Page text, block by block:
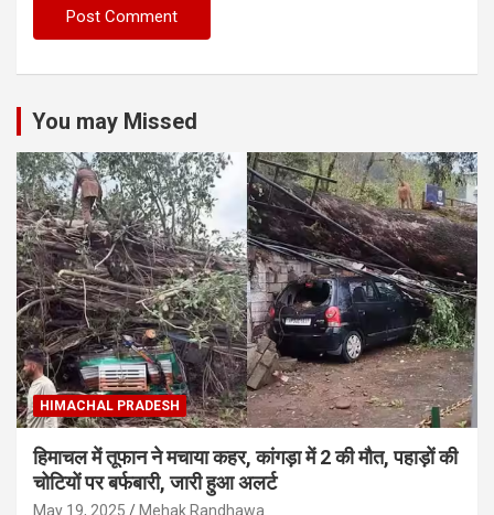
You may Missed
HIMACHAL PRADESH
हिमाचल में तूफान ने मचाया कहर, कांगड़ा में 2 की मौत, पहाड़ों की
चोटियों पर बर्फबारी, जारी हुआ अलर्ट
May 19, 2025 Mehak Randhawa